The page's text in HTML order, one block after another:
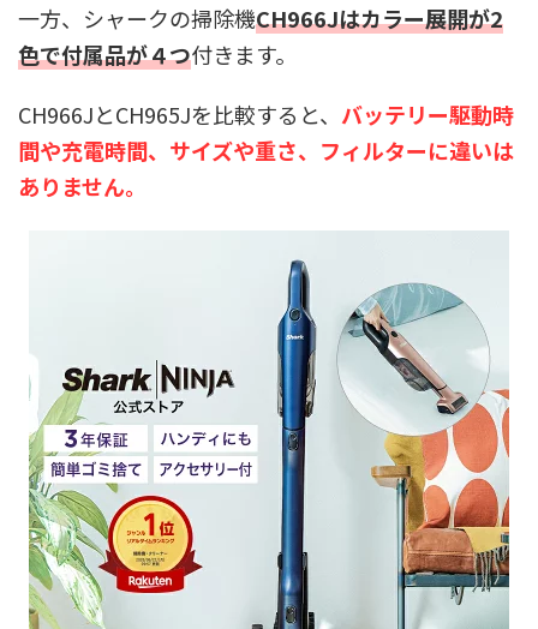
一方、シャークの掃除機CH966Jはカラー展開が2
色で付属品が４つ付きます。
CH966JとCH965Jを比較すると、 バッテリー駆動時
間や充電時間、サイズや重さ、フィルターに違いは
ありません。